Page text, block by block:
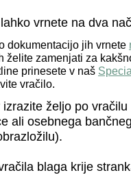
vrnete na dva
dokumentacijo jih vrnete
želite zamenjati za
prinesete v naš
vračilo.
željo po
ali osebnega
blaga krije